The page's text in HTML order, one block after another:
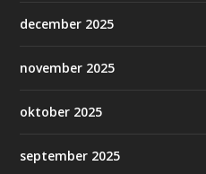
december 2025
november 2025
oktober 2025
september 2025